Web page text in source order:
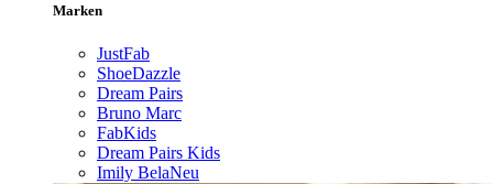
Marken
JustFab
ShoeDazzle
Dream Pairs
Bruno Marc
FabKids
Dream Pairs Kids
Imily BelaNeu